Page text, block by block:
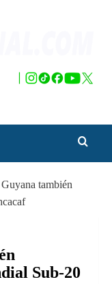
también
Sub-20